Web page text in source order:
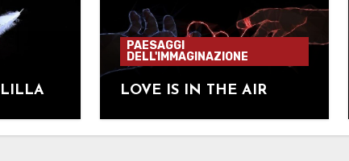
PAESAGGI
DELL'IMMAGINAZIONE
LOVE IS IN THE AIR